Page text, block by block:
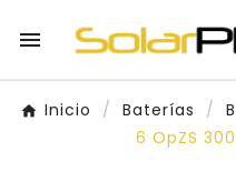

Inicio Baterías
6 OpZS